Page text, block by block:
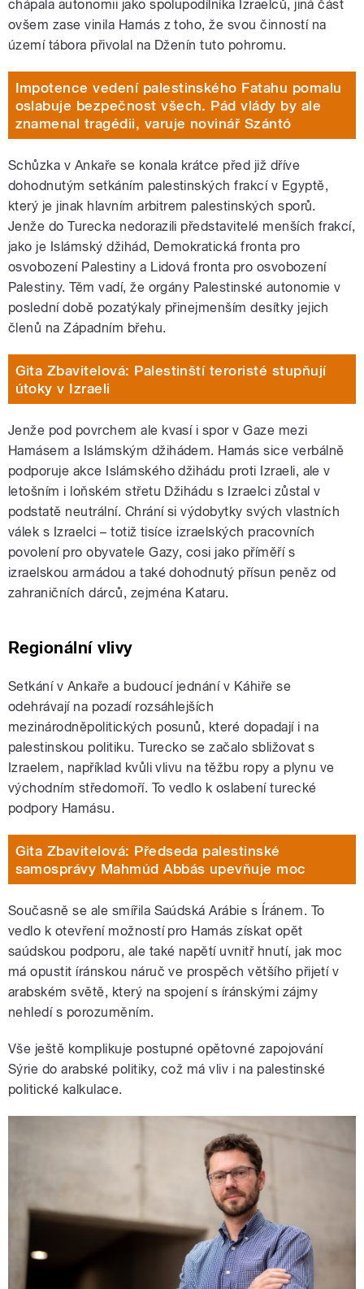
chápala autonomii jako spolupodílníka Izraelců, jiná část
ovšem zase vinila Hamás z toho, že svou činností na
území tábora přivolal na Dženín tuto pohromu.
Impotence vedení palestinského Fatahu pomalu
oslabuje bezpečnost všech. Pád vlády by ale
znamenal tragédii, varuje novinář Szántó
Schůzka v Ankaře se konala krátce před již dříve
dohodnutým setkáním palestinských frakcí v Egyptě,
který je jinak hlavním arbitrem palestinských sporů.
Jenže do Turecka nedorazili představitelé menších frakcí,
jako je Islámský džihád, Demokratická fronta pro
osvobození Palestiny a Lidová fronta pro osvobození
Palestiny. Těm vadí, že orgány Palestinské autonomie v
poslední době pozatýkaly přinejmenším desítky jejich
členů na Západním břehu.
Gita Zbavitelová: Palestinští teroristé stupňují
útoky v Izraeli
Jenže pod povrchem ale kvasí i spor v Gaze mezi
Hamásem a Islámským džihádem. Hamás sice verbálně
podporuje akce Islámského džihádu proti Izraeli, ale v
letošním i loňském střetu Džihádu s Izraelci zůstal v
podstatě neutrální. Chrání si výdobytky svých vlastních
válek s Izraelci – totiž tisíce izraelských pracovních
povolení pro obyvatele Gazy, cosi jako příměří s
izraelskou armádou a také dohodnutý přísun peněz od
zahraničních dárců, zejména Kataru.
Regionální vlivy
Setkání v Ankaře a budoucí jednání v Káhiře se
odehrávají na pozadí rozsáhlejších
mezinárodněpolitických posunů, které dopadají i na
palestinskou politiku. Turecko se začalo sbližovat s
Izraelem, například kvůli vlivu na těžbu ropy a plynu ve
východním středomoří. To vedlo k oslabení turecké
podpory Hamásu.
Gita Zbavitelová: Předseda palestinské
samosprávy Mahmúd Abbás upevňuje moc
Současně se ale smířila Saúdská Arábie s Íránem. To
vedlo k otevření možností pro Hamás získat opět
saúdskou podporu, ale také napětí uvnitř hnutí, jak moc
má opustit íránskou náruč ve prospěch většího přijetí v
arabském světě, který na spojení s íránskými zájmy
nehledí s porozuměním.
Vše ještě komplikuje postupné opětovné zapojování
Sýrie do arabské politiky, což má vliv i na palestinské
politické kalkulace.